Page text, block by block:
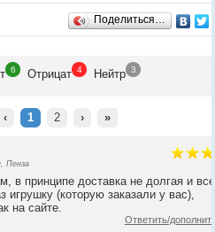
Поделиться…
6 Отрицат 4 Нейтр 3
‹ 1 2 › »
Пенза
в принципе доставка не долгая и все
игрушку (которую заказали у вас),
на сайте.
Ответить/